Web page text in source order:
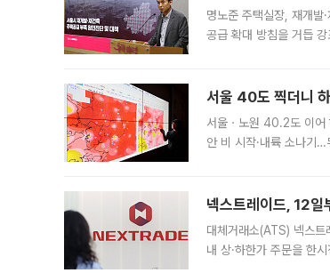
명노준 주택실장, 재개발
공급 확대 방침을 거듭
서울 40도 찍더니
서울ㆍ노원 40.2도 이
안 비 시작·내륙 소나기
넥스트레이드, 12일
대체거래소(ATS) 넥스
내 상·하한가 주문을 한